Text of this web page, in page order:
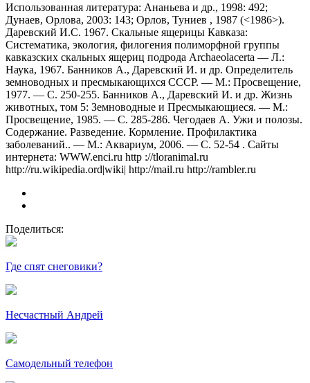
Использованная литература: Ананьева и др., 1998: 492;
Дунаев, Орлова, 2003: 143; Орлов, Туниев , 1987 (<1986>).
Даревский И.С. 1967. Скальные ящерицы Кавказа:
Систематика, экология, филогения полиморфной группы
кавказских скальных ящериц подрода Аrсhаеolасеrtа — Л.:
Наука, 1967. Банников А., Даревский И. и др. Определитель
земноводных и пресмыкающихся СССР. — М.: Просвещение,
1977. — С. 250-255. Банников А., Даревский И. и др. Жизнь
животных, том 5: Земноводные и Пресмыкающиеся. — М.:
Просвещение, 1985. — С. 285-286. Чегодаев А. Ужи и полозы.
Содержание. Разведение. Кормление. Профилактика
заболеваний.. — М.: Аквариум, 2006. — С. 52-54 . Сайты
интернета: WWW.enci.ru http ://tloranimal.ru
http://ru.wikipedia.ord|wiki| http://mail.ru http://rambler.ru
Поделиться:
Где спят снеговики?
Несчастный Андрей
Самодельный телефон